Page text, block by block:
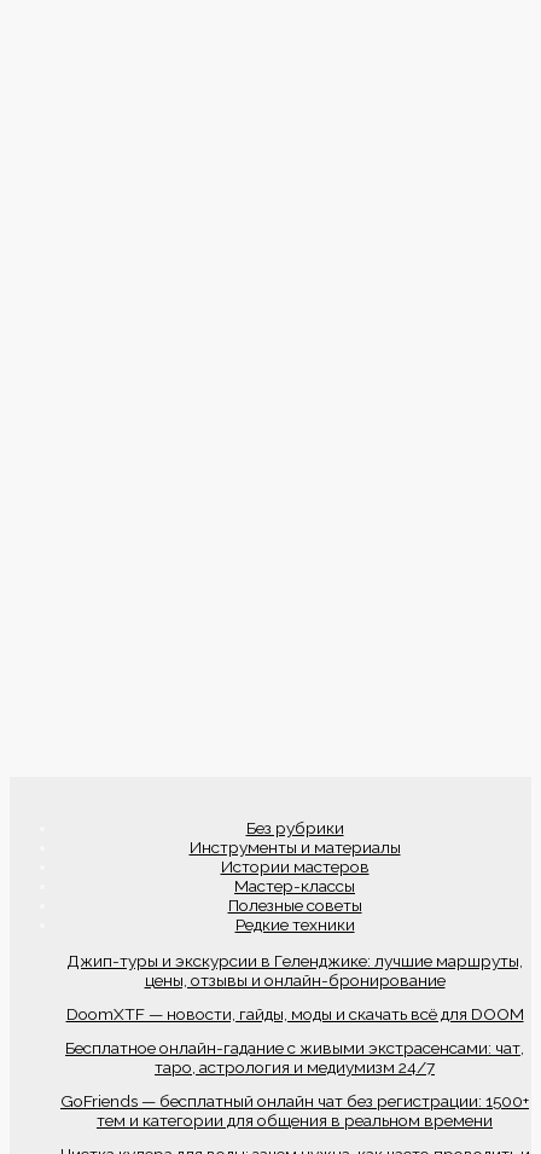
Без рубрики
Инструменты и материалы
Истории мастеров
Мастер-классы
Полезные советы
Редкие техники
Джип-туры и экскурсии в Геленджике: лучшие маршруты,
цены, отзывы и онлайн-бронирование
DoomXTF — новости, гайды, моды и скачать всё для DOOM
Бесплатное онлайн-гадание с живыми экстрасенсами: чат,
таро, астрология и медиумизм 24/7
GoFriends — бесплатный онлайн чат без регистрации: 1500+
тем и категории для общения в реальном времени